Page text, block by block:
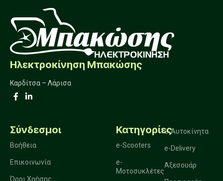
Ηλεκτροκίνηση Μπακώσης
Καρδίτσα – Λάρισα
Σύνδεσμοι
Βοήθεια
Επικοινωνία
Όροι Χρήσης
Κατηγορίες
e-Scooters
e-
Μοτοσυκλέτες
e-Αυτοκίνητα
e-Delivery
Αξεσουάρ